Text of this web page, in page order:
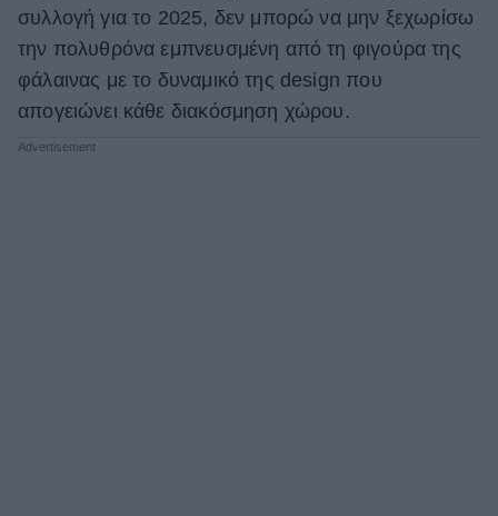
συλλογή για το 2025, δεν μπορώ να μην ξεχωρίσω
την πολυθρόνα εμπνευσμένη από τη φιγούρα της
φάλαινας με το δυναμικό της design που
απογειώνει κάθε διακόσμηση χώρου.